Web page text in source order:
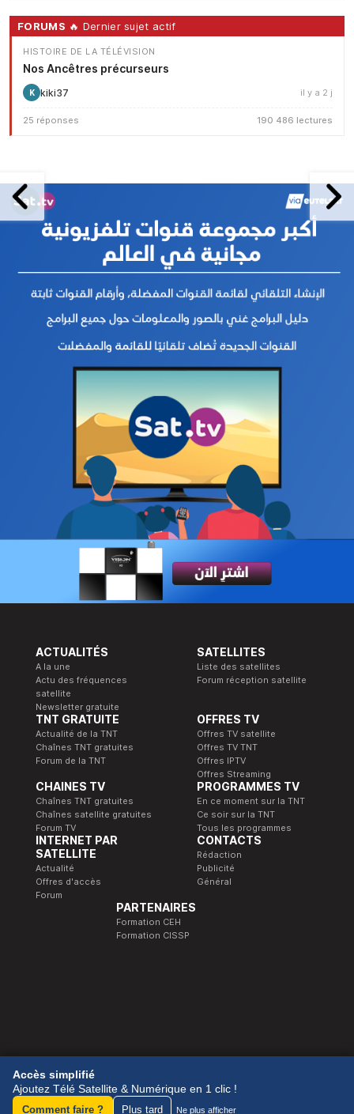
FORUMS 🔥 Dernier sujet actif
HISTOIRE DE LA TÉLÉVISION
Nos Ancêtres précurseurs
K kiki37 il y a 2 j
25 réponses 190 486 lectures
ACTUALITÉS
A la une
Actu des fréquences
satellite
Newsletter gratuite
SATELLITES
Liste des satellites
Forum réception satellite
TNT GRATUITE
Actualité de la TNT
Chaînes TNT gratuites
Forum de la TNT
OFFRES TV
Offres TV satellite
Offres TV TNT
Offres IPTV
Offres Streaming
CHAINES TV
Chaînes TNT gratuites
Chaînes satellite gratuites
Forum TV
PROGRAMMES TV
En ce moment sur la TNT
Ce soir sur la TNT
Tous les programmes
INTERNET PAR
SATELLITE
Actualité
Offres d'accès
Forum
CONTACTS
Rédaction
Publicité
Général
PARTENAIRES
Formation CEH
Formation CISSP
© 1989-2026 Télé Satellite et Numérique.
Accès simplifié
Ajoutez Télé Satellite & Numérique en 1 clic !
Comment faire ? Plus tard Ne plus afficher